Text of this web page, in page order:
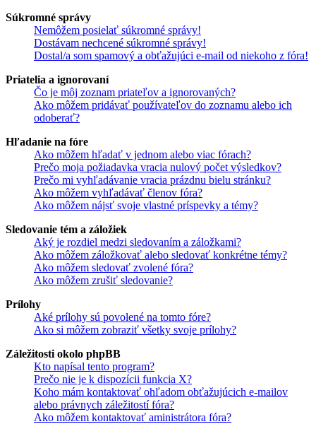
Súkromné správy
Nemôžem posielať súkromné správy!
Dostávam nechcené súkromné správy!
Dostal/a som spamový a obťažujúci e-mail od niekoho z fóra!
Priatelia a ignorovaní
Čo je môj zoznam priateľov a ignorovaných?
Ako môžem pridávať používateľov do zoznamu alebo ich
odoberať?
Hľadanie na fóre
Ako môžem hľadať v jednom alebo viac fórach?
Prečo moja požiadavka vracia nulový počet výsledkov?
Prečo mi vyhľadávanie vracia prázdnu bielu stránku?
Ako môžem vyhľadávať členov fóra?
Ako môžem nájsť svoje vlastné príspevky a témy?
Sledovanie tém a záložiek
Aký je rozdiel medzi sledovaním a záložkami?
Ako môžem záložkovať alebo sledovať konkrétne témy?
Ako môžem sledovať zvolené fóra?
Ako môžem zrušiť sledovanie?
Prílohy
Aké prílohy sú povolené na tomto fóre?
Ako si môžem zobraziť všetky svoje prílohy?
Záležitosti okolo phpBB
Kto napísal tento program?
Prečo nie je k dispozícii funkcia X?
Koho mám kontaktovať ohľadom obťažujúcich e-mailov
alebo právnych záležitostí fóra?
Ako môžem kontaktovať aministrátora fóra?